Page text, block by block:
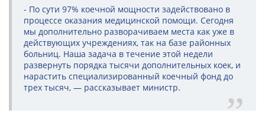
- По сути 97% коечной мощности задействовано в
процессе оказания медицинской помощи. Сегодня
мы дополнительно разворачиваем места как уже в
действующих учреждениях, так на базе районных
больниц. Наша задача в течение этой недели
развернуть порядка тысячи дополнительных коек, и
нарастить специализированный коечный фонд до
трех тысяч, — рассказывает министр.